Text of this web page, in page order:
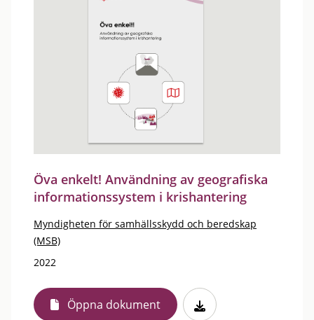
Öva enkelt! Användning av geografiska
informationssystem i krishantering
Myndigheten för samhällsskydd och beredskap
(MSB)
2022
Öppna dokument